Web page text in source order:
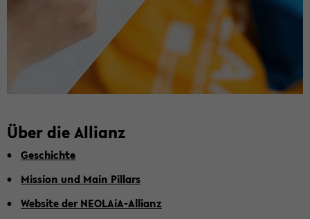
Über die Al­li­anz
Ge­schich­te
Mis­si­on und Main Pil­lars
Web­site der NEOLAiA-​Allianz